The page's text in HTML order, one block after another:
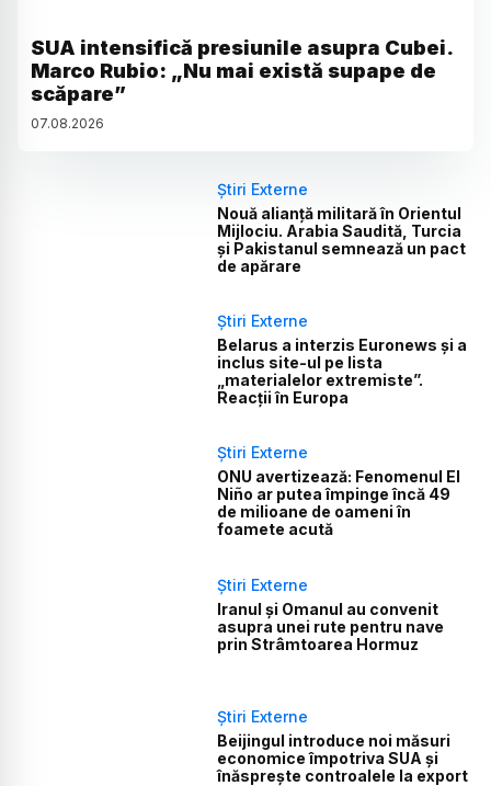
SUA intensifică presiunile asupra Cubei.
Marco Rubio: „Nu mai există supape de
scăpare”
07.08.2026
Știri Externe
Nouă alianță militară în Orientul
Mijlociu. Arabia Saudită, Turcia
și Pakistanul semnează un pact
de apărare
Știri Externe
Belarus a interzis Euronews și a
inclus site-ul pe lista
„materialelor extremiste”.
Reacții în Europa
Știri Externe
ONU avertizează: Fenomenul El
Niño ar putea împinge încă 49
de milioane de oameni în
foamete acută
Știri Externe
Iranul și Omanul au convenit
asupra unei rute pentru nave
prin Strâmtoarea Hormuz
Știri Externe
Beijingul introduce noi măsuri
economice împotriva SUA și
înăsprește controalele la export